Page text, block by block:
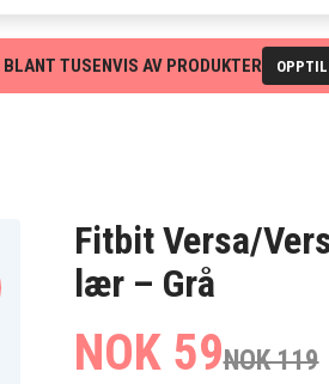
TUSENVIS AV PRODUKTER OPPTIL
Fitbit Versa/
lær – Grå
NOK 59NOK 119